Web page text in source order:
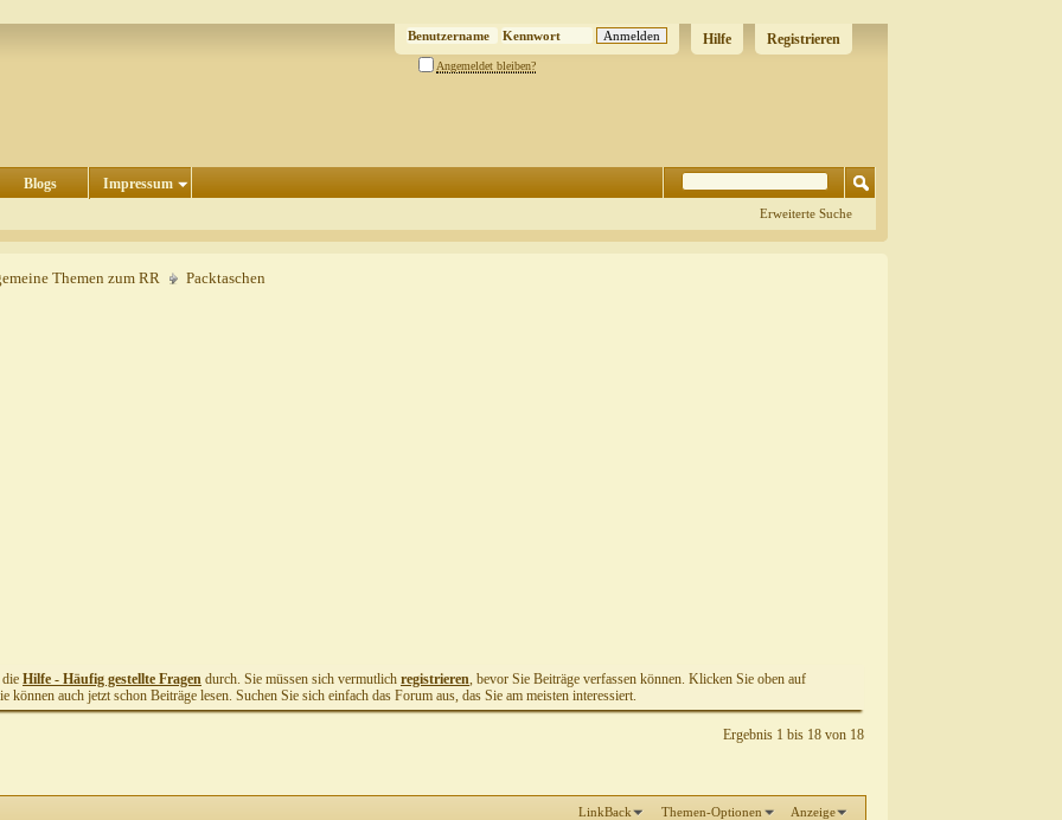
Registrieren
Hilfe
Angemeldet bleiben?
Blogs Impressum
Erweiterte Suche
Themen zum RR Packtaschen
Hilfe - Häufig gestellte Fragen durch. Sie müssen sich vermutlich registrieren, bevor Sie Beiträge verfassen können. Klicken Sie oben auf
können auch jetzt schon Beiträge lesen. Suchen Sie sich einfach das Forum aus, das Sie am meisten interessiert.
Ergebnis 1 bis 18 von 18
LinkBack Themen-Optionen Anzeige